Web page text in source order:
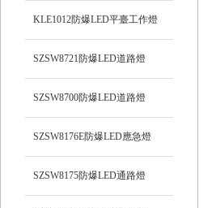
KLE1012防爆LED平臺工作燈
SZSW8721防爆LED道路燈
SZSW8700防爆LED道路燈
SZSW8176E防爆LED應急燈
SZSW8175防爆LED通路燈